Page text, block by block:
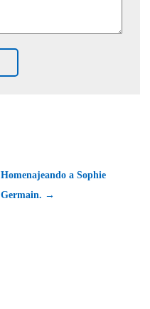
Homenajeando a Sophie
Germain. →